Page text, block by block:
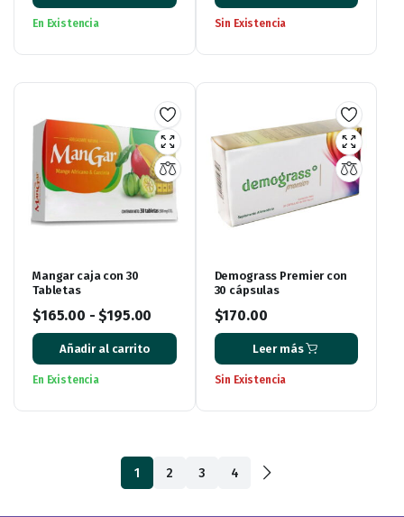
En Existencia Sin Existencia
Mangar caja con 30
Tabletas
$165.00 -$195.00
Añadir al carrito
En Existencia
Demograss Premier con
30 cápsulas
$170.00
Leer más
Sin Existencia
1 2 3 4